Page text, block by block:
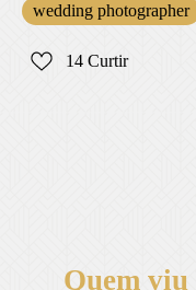
wedding photographer
14 Curtir
Quem viu